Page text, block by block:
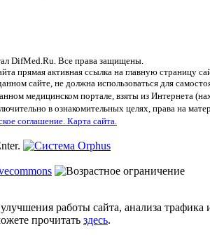
DifMed.Ru. Все права защищены.
прямая активная ссылка на главную страницу
сайте, не должна использоваться для
медицинском портале, взяты из Интернета
в ознакомительных целях, права на
соглашение. Карта сайта.
работы сайта, анализа
прочитать здесь.